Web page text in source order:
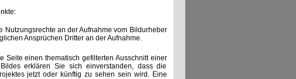
Nutzungsrechte an der Aufnahme vom Bildurheber
Ansprüchen Dritter an der Aufnahme.
Seite einen thematisch gefilterten Ausschnitt einer
erklären Sie sich einverstanden, dass die
jetzt oder künftig zu sehen sein wird. Eine